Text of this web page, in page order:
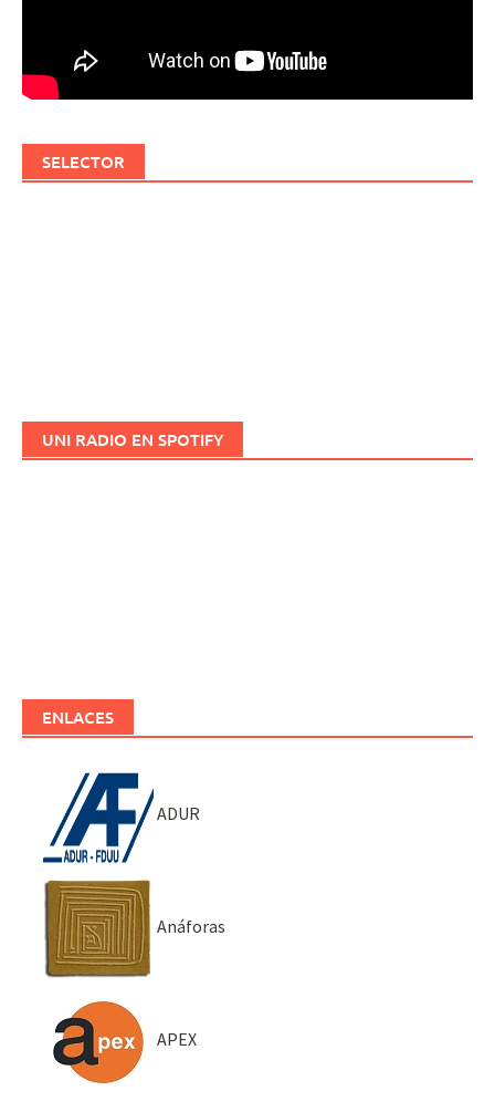
SELECTOR
UNI RADIO EN SPOTIFY
ENLACES
ADUR
Anáforas
APEX